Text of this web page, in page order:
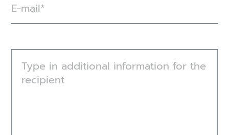
E-mail
Type in additional information for the
recipient